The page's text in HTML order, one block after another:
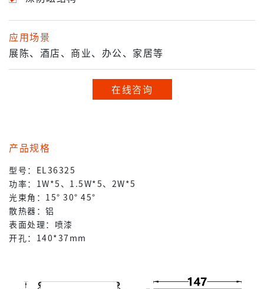
应用场景
展陈、酒店、商业、办公、家居等
在线咨询
产品规格
型号：EL36325
功率：1W*5、1.5W*5、2W*5
光束角：15° 30° 45°
散热器：铝
表面处理：喷漆
开孔：140*37mm